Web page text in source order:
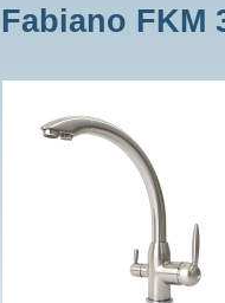
Fabiano FKM